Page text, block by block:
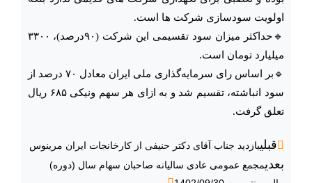
اولویت سودسازی شرکت ها است.
🔹حداکثر میزان سود تقسیمی این شرکت (۹۰درصد)، ۳۳۰۰
میلیارد تومان است.
🔹بر اساس رای سرمایه‌گذاری ملی ایران معادل ۷۰ درصد از
سود انباشته، تقسیم شد و به ازای هر سهم ونیکی ۶۸۵ ریال
تعلق گرفت.
قبلیبازدید جناب آقای دکتر حنیفی از کارخانجات ایران مرینوس
بعدیمجمع عمومی عادی سالیانه صاحبان سهام سال (دوره)